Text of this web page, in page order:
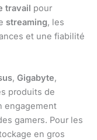
travail pour
streaming, les
et une fiabilité
, Gigabyte,
produits de
engagement
gamers. Pour les
en gros